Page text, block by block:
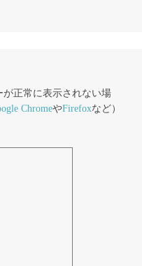
正常に表示されない場
ChromeやFirefoxなど）